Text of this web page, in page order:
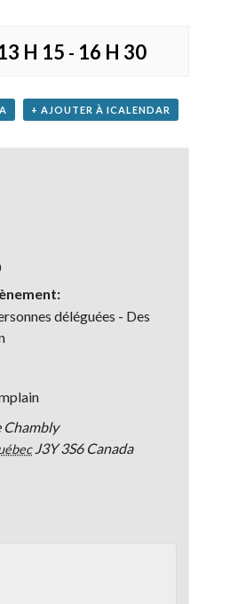
H 15 - 16 H 30
+ AJOUTER À ICALENDAR
déléguées - Des
Chambly
J3Y 3S6 Canada